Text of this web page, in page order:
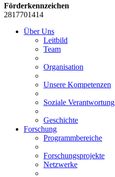
Förderkennzeichen
2817701414
Über Uns
Leitbild
Team
Organisation
Unsere Kompetenzen
Soziale Verantwortung
Geschichte
Forschung
Programmbereiche
Forschungsprojekte
Netzwerke